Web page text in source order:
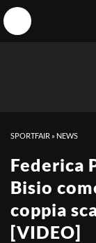
SPORTFAIR » NEWS
Federica
Bisio
coppia
[VIDEO]